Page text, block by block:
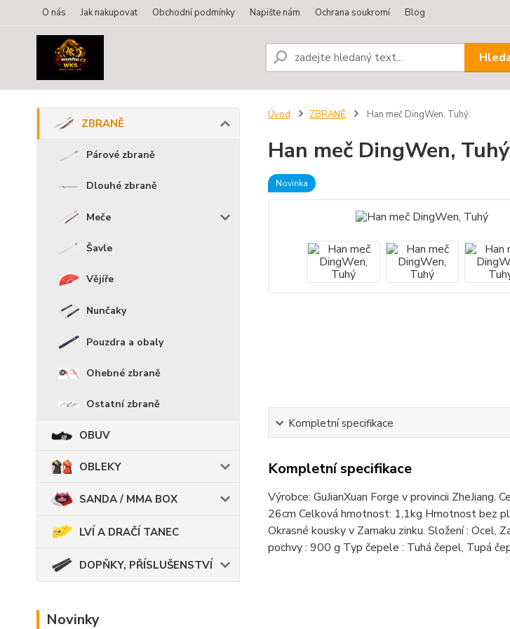
O nás Jak nakupovat Obchodní podmínky Napište nám Ochrana soukromí Blog
ZBRANĚ
Párové zbraně
Dlouhé zbraně
Meče
Šavle
Vějíře
Nunčaky
Pouzdra a obaly
Ohebné zbraně
Ostatní zbraně
OBUV
OBLEKY
SANDA / MMA BOX
LVÍ A DRAČÍ TANEC
DOPŇKY, PŘÍSLUŠENSTVÍ
Novinky
Úvod ZBRANĚ Han meč DingWen, Tuhý
Han meč DingWen, Tuhý
Novinka
Kompletní specifikace
Kompletní specifikace
Výrobce: GuJianXuan Forge v provincii
26cm Celková hmotnost: 1,1kg Hmotnost bez
Okrasné kousky v Zamaku zinku. Složení : Ocel,
pochvy : 900 g Typ čepele : Tuhá čepel, Tupá